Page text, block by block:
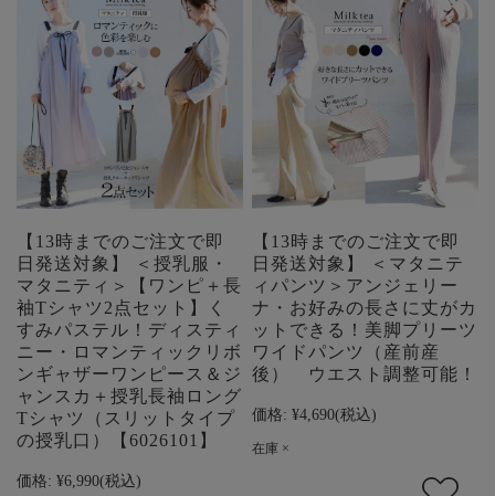
【13時までのご注文で即
日発送対象】 ＜授乳服・
マタニティ＞【ワンピ＋長
袖Tシャツ2点セット】く
すみパステル！ディスティ
ニー・ロマンティックリボ
ンギャザーワンピース＆ジ
ャンスカ＋授乳長袖ロング
Tシャツ（スリットタイプ
の授乳口）【6026101】
価格: ¥6,990(税込)
【13時までのご注文で即
日発送対象】 ＜マタニテ
ィパンツ＞アンジェリー
ナ・お好みの長さに丈がカ
ットできる！美脚プリーツ
ワイドパンツ（産前産
後） ウエスト調整可能！
価格: ¥4,690(税込)
在庫 ×